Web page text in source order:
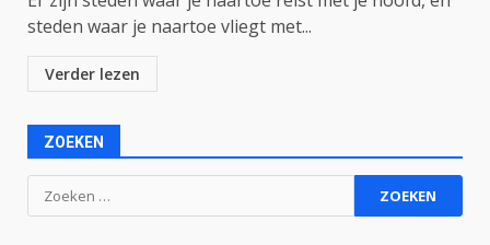
steden waar je naartoe vliegt met...
Verder lezen
ZOEKEN
Zoeken
naar: